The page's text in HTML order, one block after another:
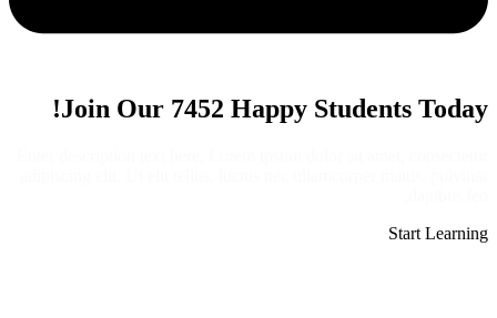
Join Our 7452 Happy Students​ Today!
Start Learning